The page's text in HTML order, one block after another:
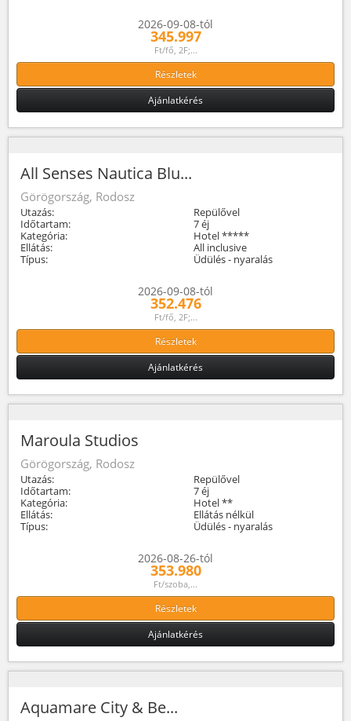
2026-09-08-tól
345.997
Ft/fő, 2F;...
Részletek
Ajánlatkérés
All Senses Nautica Blu...
Görögország, Rodosz
Utazás:
Repülővel
Időtartam:
7 éj
Kategória:
Hotel *****
Ellátás:
All inclusive
Típus:
Üdülés - nyaralás
2026-09-08-tól
352.476
Ft/fő, 2F;...
Részletek
Ajánlatkérés
Maroula Studios
Görögország, Rodosz
Utazás:
Repülővel
Időtartam:
7 éj
Kategória:
Hotel **
Ellátás:
Ellátás nélkül
Típus:
Üdülés - nyaralás
2026-08-26-tól
353.980
Ft/szoba,...
Részletek
Ajánlatkérés
Aquamare City & Be...